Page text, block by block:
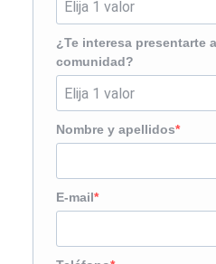
¿Te interesa presentarte
comunidad?
Nombre y apellidos
E-mail